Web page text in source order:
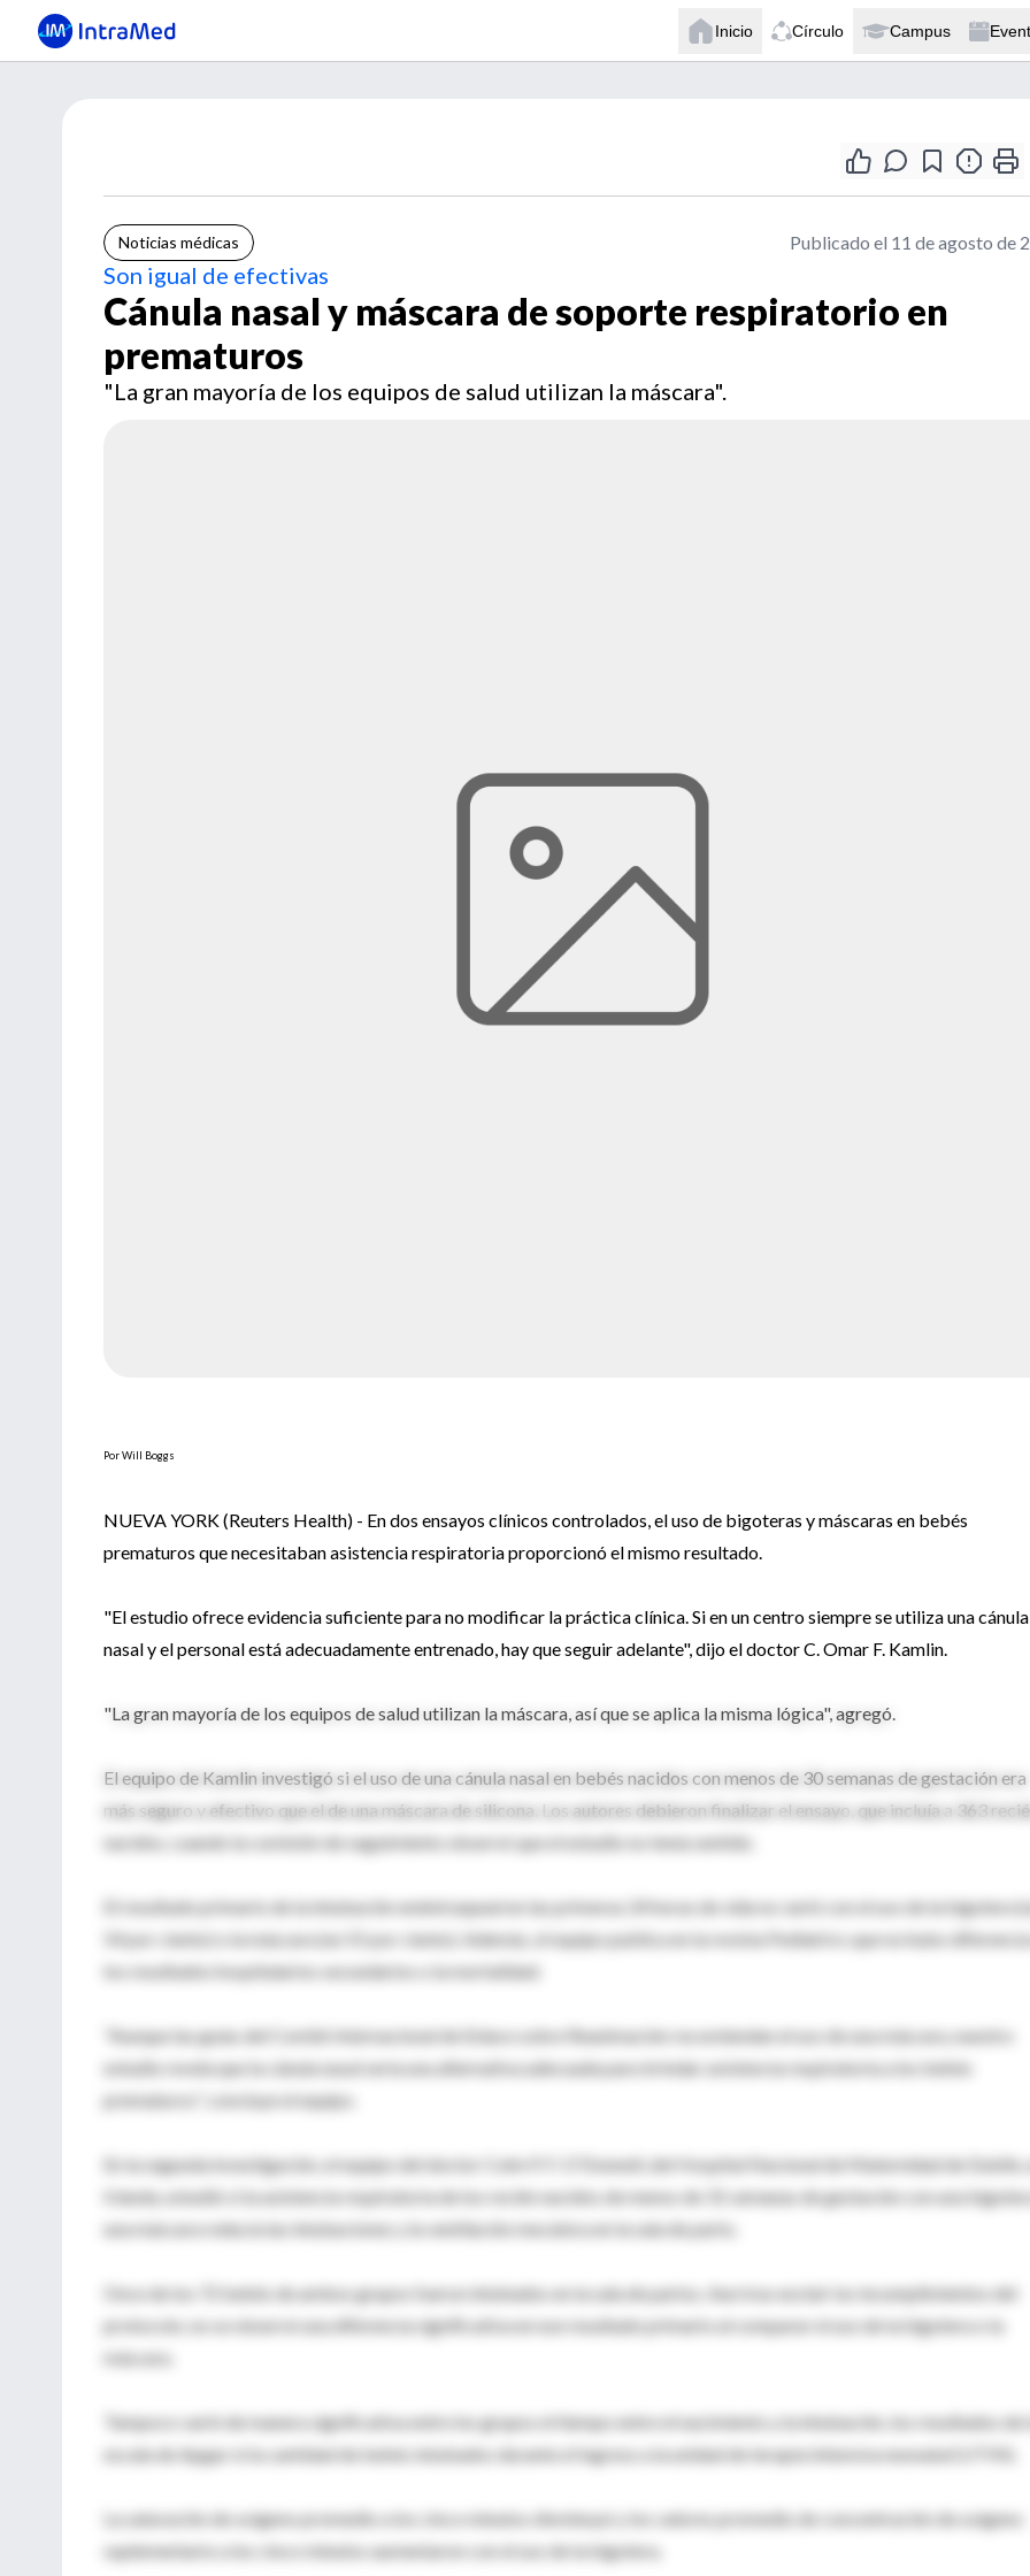
Inicio Círculo Campus
Noticias médicas Publicado el 11 de agosto de
Son igual de efectivas
Cánula nasal y máscara de soporte respiratorio en
prematuros
"La gran mayoría de los equipos de salud utilizan la máscara".
Por Will Boggs
NUEVA YORK (Reuters Health) - En dos ensayos clínicos controlados, el uso de bigoteras y máscaras en bebés
prematuros que necesitaban asistencia respiratoria proporcionó el mismo resultado.
"El estudio ofrece evidencia suficiente para no modificar la práctica clínica. Si en un centro siempre se utiliza una cánula
nasal y el personal está adecuadamente entrenado, hay que seguir adelante", dijo el doctor C. Omar F. Kamlin.
"La gran mayoría de los equipos de salud utilizan la máscara, así que se aplica la misma lógica", agregó.
El equipo de Kamlin investigó si el uso de una cánula nasal en bebés nacidos con menos de 30 semanas de gestación era
más seguro y efectivo que el de una máscara de silicona. Los autores debieron finalizar el ensayo, que incluía a 363
nacidos, cuando la comisión de seguimiento observó que el estudio no tenía sentido.
El resultado primario de la intubación endotraqueal en las primeras 24 horas de vida no varió con el uso de la bigotera
54 por ciento) o la máscara (un 55 por ciento). Además, el equipo publica en la revista Pediatrics que no hubo diferencia
los resultados hospitalarios secundarios o la mortalidad.
"Aunque las guías del Comité Internacional de Enlace sobre Reanimación recomiendan el uso de una máscara, nuestro
estudio revela que la cánula nasal sería una alternativa adecuada para brindar asistencia respiratoria a los bebés
prematuros", concluye el equipo.
En la segunda investigación, el equipo del doctor Colm P. F. O'Donnell, del Hospital Nacional de Maternidad de Dublín,
Irlanda, estudió si la asistencia respiratoria de los recién nacidos de menos de 31 semanas de gestación con una bigotera
una máscara reducía las intubaciones y la ventilación mecánica en la sala de parto.
Once de los 72 bebés de ambos grupos fueron intubados en la sala de partos. Aun tras excluir los incumplimientos del
protocolo, no se observó una diferencia significativa en ese resultado primario al comparar el uso de la bigotera o la
máscara.
Tampoco varió de manera significativa entre los grupos el tiempo entre el nacimiento y la intubación, los resultados de
escala de Apgar ni la cantidad de bebés intubados durante el ingreso a la unidad de terapia intensiva neonatal (UTIN).
La saturación de oxígeno promedio a los cinco minutos disminuyó y los valores promedio de concentración de oxígeno
suplementario a los cinco minutos aumentaron con el uso de la bigotera.